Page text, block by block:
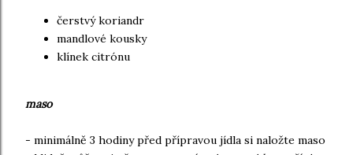
čerstvý koriandr
mandlové kousky
klínek citrónu
maso
- minimálně 3 hodiny před přípravou jídla si naložte maso